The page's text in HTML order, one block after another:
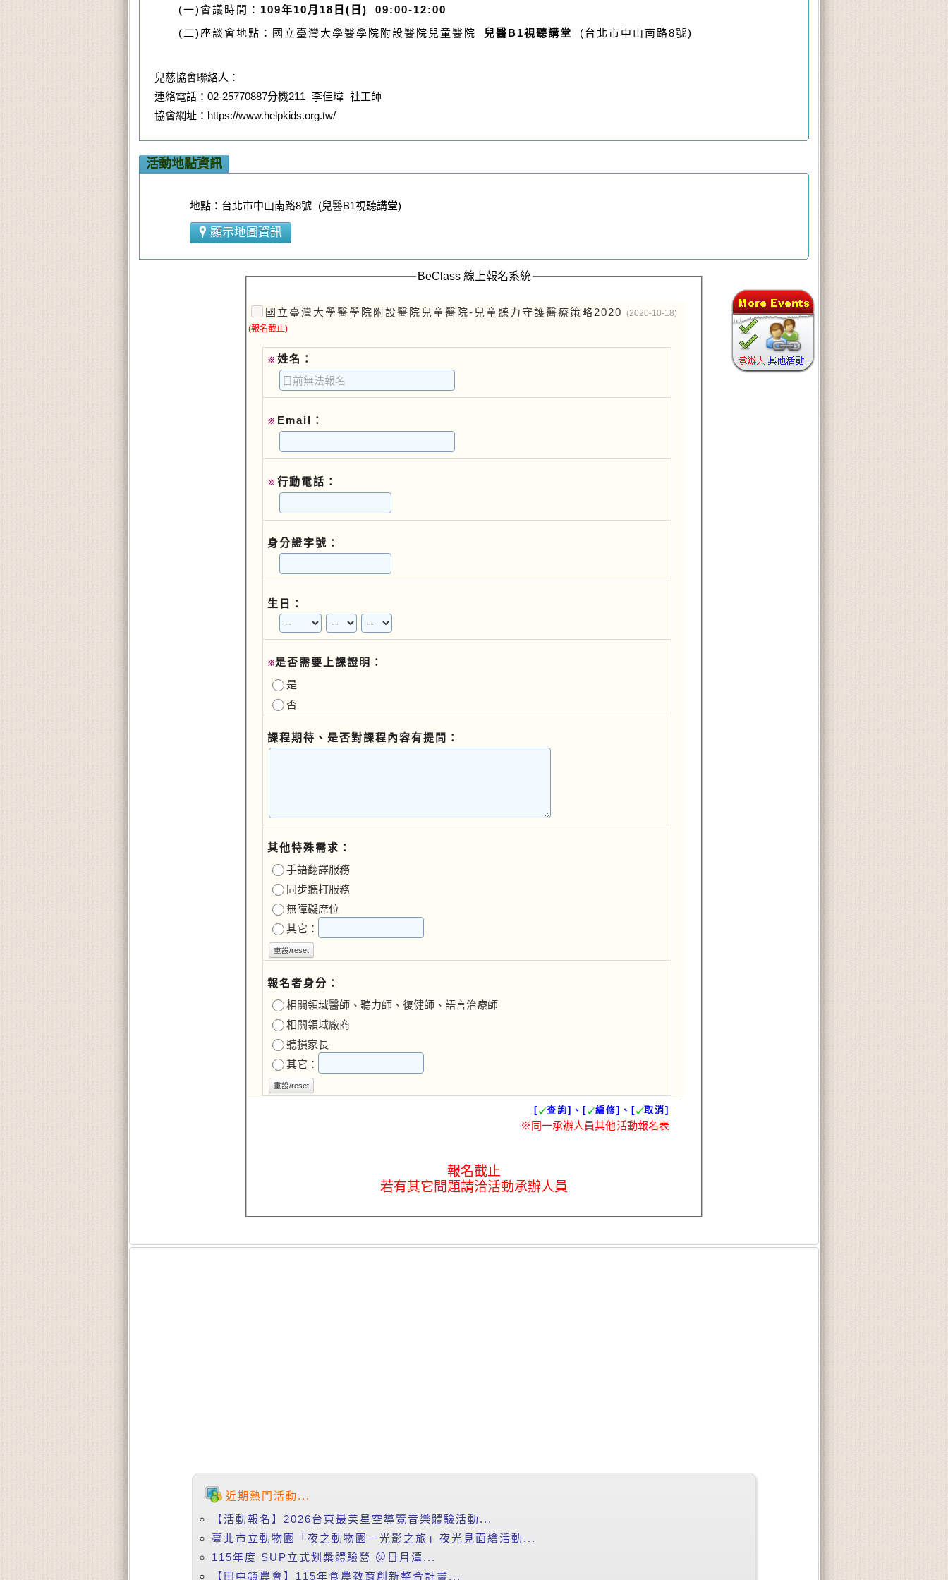
(一)會議時間： 109年10月18日(日) 09:00-12:00
(二)座談會地點：國立臺灣大學醫學院附設醫院兒童醫院
兒醫B1視聽講堂 (台北市中山南路8號)
兒慈協會聯絡人：
連絡電話：02-25770887分機211 李佳瑋 社工師
協會網址：https://www.helpkids.org.tw/
活動地點資訊
地點：台北市中山南路8號 (兒醫B1視聽講堂)
顯示地圖資訊
BeClass 線上報名系統
國立臺灣大學醫學院附設醫院兒童醫院-兒童聽力守護醫療策略2020 (2020-10-18)
(報名截止)
※ 姓名：
※ Email：
※ 行動電話：
身分證字號：
生日：
※是否需要上課證明：
是
否
課程期待、是否對課程內容有提問：
其他特殊需求：
手語翻譯服務
同步聽打服務
無障礙席位
其它：
重設/reset
報名者身分：
相關領域醫師、聽力師、復健師、語言治療師
相關領域廠商
聽損家長
其它：
重設/reset
[ 查詢]、[ 編修]、[ 取消]
※同一承辦人員其他活動報名表
報名截止
若有其它問題請洽活動承辦人員
近期熱門活動...
【活動報名】2026台東最美星空導覽音樂體驗活動...
臺北市立動物園「夜之動物園－光影之旅」夜光見面繪活動...
115年度 SUP立式划槳體驗營 ＠日月潭...
【田中鎮農會】115年食農教育創新整合計畫...